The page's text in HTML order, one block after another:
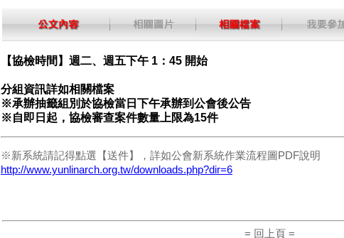
【協檢時間】週二、週五下午 1：45 開始
分組資訊詳如相關檔案
※承辦抽籤組別於協檢當日下午承辦到公會後公告
※自即日起，協檢審查案件數量上限為15件
※新系統請記得點選【送件】，詳如公會新系統作業流程圖PDF說明
http://www.yunlinarch.org.tw/downloads.php?dir=6
= 回上頁 =